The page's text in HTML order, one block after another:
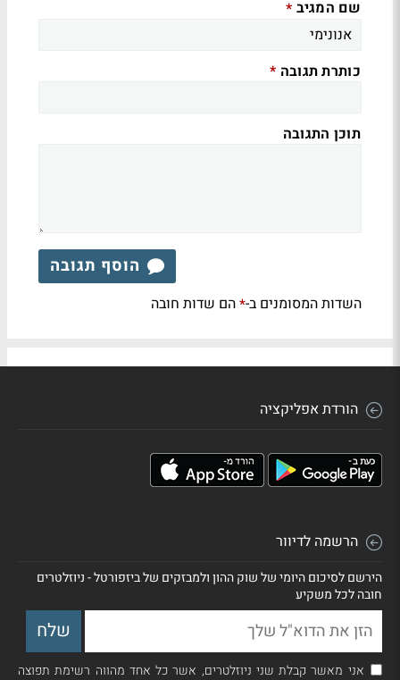
שם המגיב *
כותרת תגובה *
תוכן התגובה
הוסף תגובה
השדות המסומנים ב-*הם שדות חובה
הורדת אפליקציה
הרשמה לדיוור
הירשם לסיכום היומי של שוק ההון ולמבזקים של ביזפורטל - ניוזלטרים
חובה לכל משקיע
אני מאשר קבלת שני ניוזלטרים, אשר כל אחד מהווה רשימת תפוצה